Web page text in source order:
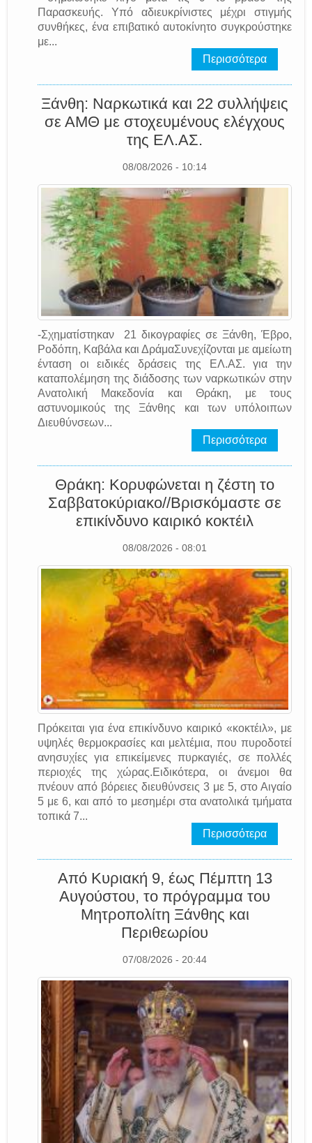
Παρασκευής. Υπό αδιευκρίνιστες μέχρι στιγμής
συνθήκες, ένα επιβατικό αυτοκίνητο συγκρούστηκε
με...
Περισσότερα
Ξάνθη: Ναρκωτικά και 22 συλλήψεις
σε ΑΜΘ με στοχευμένους ελέγχους
της EΛ.AΣ.
08/08/2026 - 10:14
-Σχηματίστηκαν 21 δικογραφίες σε Ξάνθη, Έβρο,
Ροδόπη, Καβάλα και ΔράμαΣυνεχίζονται με αμείωτη
ένταση οι ειδικές δράσεις της EΛ.AΣ. για την
καταπολέμηση της διάδοσης των ναρκωτικών στην
Ανατολική Μακεδονία και Θράκη, με τους
αστυνομικούς της Ξάνθης και των υπόλοιπων
Διευθύνσεων...
Περισσότερα
Θράκη: Κορυφώνεται η ζέστη το
Σαββατοκύριακο//Βρισκόμαστε σε
επικίνδυνο καιρικό κοκτέιλ
08/08/2026 - 08:01
Πρόκειται για ένα επικίνδυνο καιρικό «κοκτέιλ», με
υψηλές θερμοκρασίες και μελτέμια, που πυροδοτεί
ανησυχίες για επικείμενες πυρκαγιές, σε πολλές
περιοχές της χώρας.Ειδικότερα, οι άνεμοι θα
πνέουν από βόρειες διευθύνσεις 3 με 5, στο Αιγαίο
5 με 6, και από το μεσημέρι στα ανατολικά τμήματα
τοπικά 7...
Περισσότερα
Από Κυριακή 9, έως Πέμπτη 13
Αυγούστου, το πρόγραμμα του
Μητροπολίτη Ξάνθης και
Περιθεωρίου
07/08/2026 - 20:44